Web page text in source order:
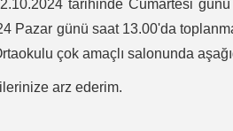
tarihinde Cumartesi
Pazar günü saat 13.00'da
çok amaçlı salonunda
arz ederim.